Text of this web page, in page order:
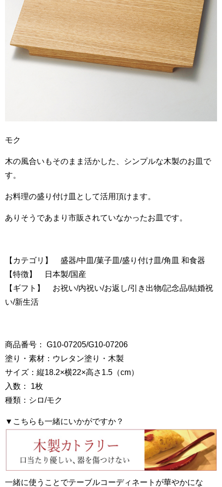
モク
木の風合いもそのまま活かした、シンプルな木製のお皿で
す。
お料理の盛り付け皿として活用頂けます。
ありそうであまり市販されていなかったお皿です。
【カテゴリ】 盛器/中皿/菓子皿/盛り付け皿/角皿 和食器
【特徴】 日本製/国産
【ギフト】 お祝い/内祝い/お返し/引き出物/記念品/結婚祝
い/新生活
商品番号： G10-07205/G10-07206
塗り・素材：ウレタン塗り・木製
サイズ：縦18.2×横22×高さ1.5（cm）
入数： 1枚
種類：シロ/モク
▼こちらも一緒にいかがですか？
一緒に使うことでテーブルコーディネートが華やかにな